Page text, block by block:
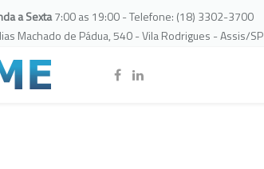
a Sexta7:00 as 19:00 - Telefone: (18) 3302-3700
Machado de Pádua, 540 - Vila Rodrigues - Assis/SP